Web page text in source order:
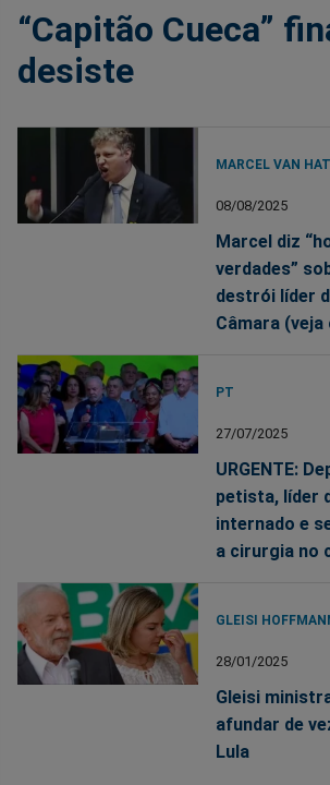
“Capitão Cueca”
desiste
MARCEL VAN
08/08/2025
Marcel diz
verdades”
destrói líder
Câmara (veja
PT
27/07/2025
URGENTE:
petista, líder
internado e
a cirurgia no
GLEISI
28/01/2025
Gleisi
afundar de
Lula